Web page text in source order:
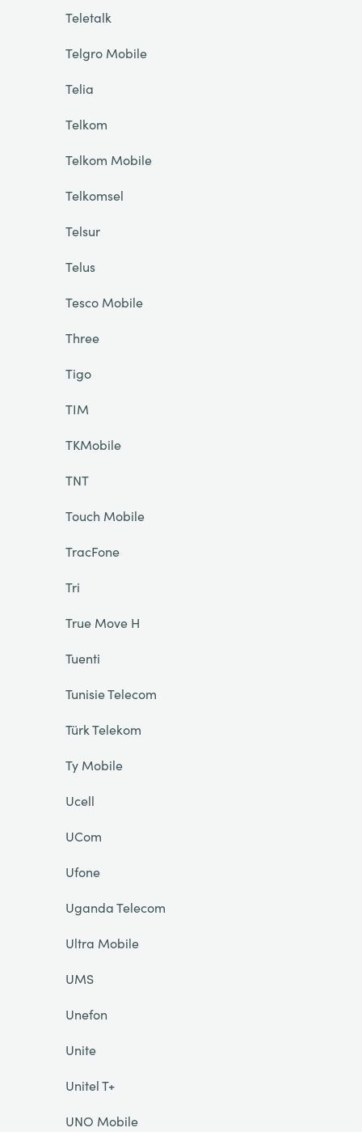
Teletalk
Telgro Mobile
Telia
Telkom
Telkom Mobile
Telkomsel
Telsur
Telus
Tesco Mobile
Three
Tigo
TIM
TKMobile
TNT
Touch Mobile
TracFone
Tri
True Move H
Tuenti
Tunisie Telecom
Türk Telekom
Ty Mobile
Ucell
UCom
Ufone
Uganda Telecom
Ultra Mobile
UMS
Unefon
Unite
Unitel T+
UNO Mobile